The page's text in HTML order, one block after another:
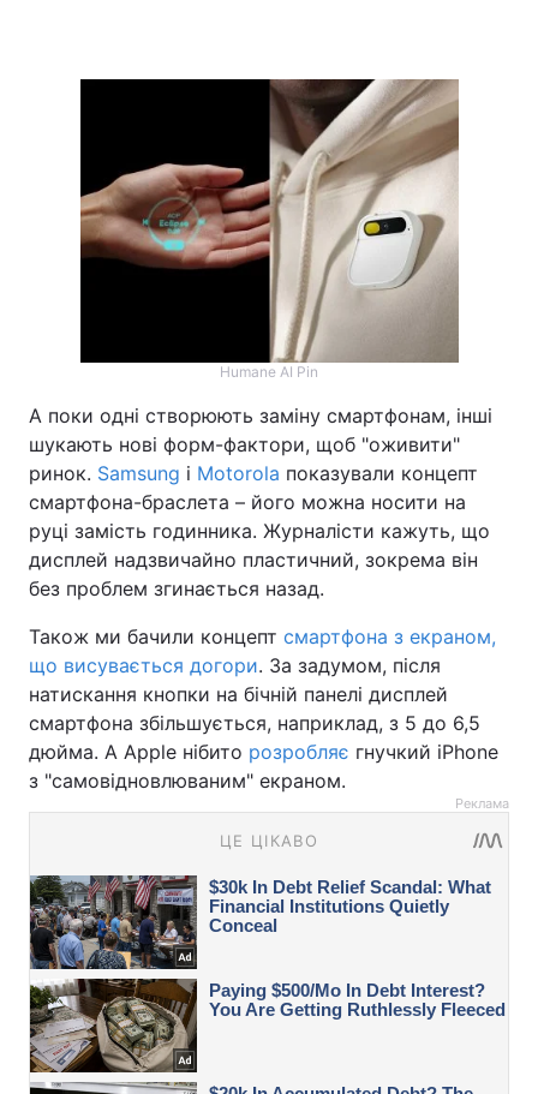
Humane AI Pin
А поки одні створюють заміну смартфонам, інші
шукають нові форм-фактори, щоб "оживити"
ринок. Samsung і Motorola показували концепт
смартфона-браслета – його можна носити на
руці замість годинника. Журналісти кажуть, що
дисплей надзвичайно пластичний, зокрема він
без проблем згинається назад.
Також ми бачили концепт смартфона з екраном,
що висувається догори. За задумом, після
натискання кнопки на бічній панелі дисплей
смартфона збільшується, наприклад, з 5 до 6,5
дюйма. А Apple нібито розробляє гнучкий iPhone
з "самовідновлюваним" екраном.
Реклама